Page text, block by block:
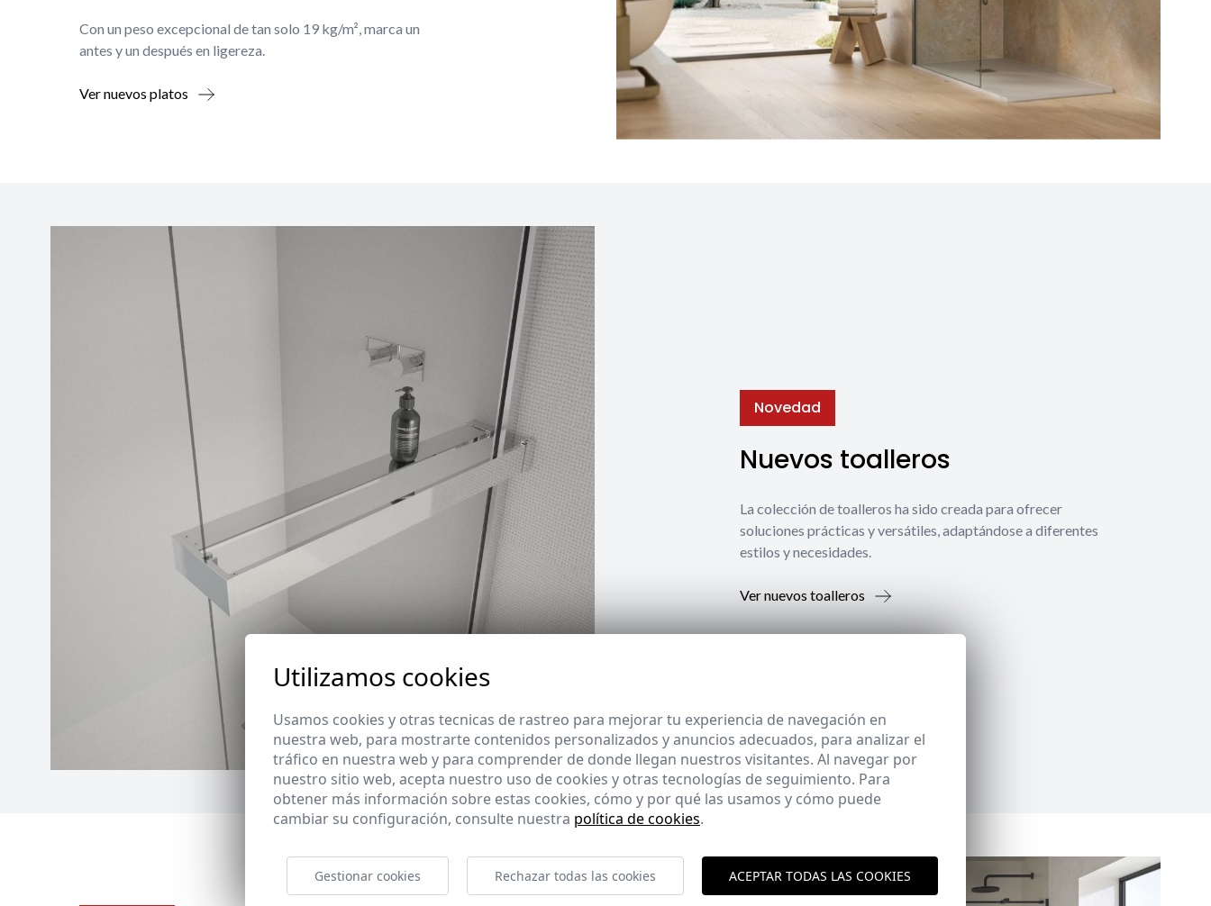
Con un peso excepcional de tan solo 19 kg/m², marca un
antes y un después en ligereza.
Ver nuevos platos
Novedad
Nuevos toalleros
La colección de toalleros ha sido creada para ofrecer
soluciones prácticas y versátiles, adaptándose a diferentes
estilos y necesidades.
Ver nuevos toalleros
Utilizamos cookies
Usamos cookies y otras tecnicas de rastreo para mejorar tu experiencia de navegación en
nuestra web, para mostrarte contenidos personalizados y anuncios adecuados, para analizar el
tráfico en nuestra web y para comprender de donde llegan nuestros visitantes. Al navegar por
nuestro sitio web, acepta nuestro uso de cookies y otras tecnologías de seguimiento. Para
obtener más información sobre estas cookies, cómo y por qué las usamos y cómo puede
cambiar su configuración, consulte nuestra política de cookies.
Gestionar cookies Rechazar todas las cookies ACEPTAR TODAS LAS COOKIES